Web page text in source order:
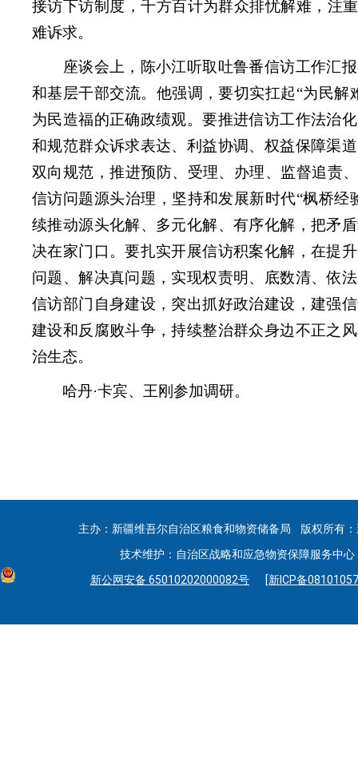
接访下访制度，千方百计为群众排忧解难，注
难诉求。
座谈会上，陈小江听取吐鲁番信访工作汇报
和基层干部交流。他强调，要切实扛起“为民解
为民造福的正确政绩观。要推进信访工作法治
和规范群众诉求表达、利益协调、权益保障渠
双向规范，推进预防、受理、办理、监督追责
信访问题源头治理，坚持和发展新时代“枫桥经
续推动源头化解、多元化解、有序化解，把矛
决在家门口。要扎实开展信访积案化解，在提
问题、解决真问题，实现权责明、底数清、依
信访部门自身建设，突出抓好政治建设，建强
建设和反腐败斗争，持续整治群众身边不正之
治生态。
哈丹·卡宾、王刚参加调研。
主办：新疆维吾尔自治区粮食和物资储备局 版权所有
技术维护：自治区战略和应急物资保障服务中
新公网安备 65010202000082号
[新ICP备